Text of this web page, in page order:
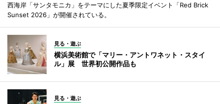
西海岸「サンタモニカ」をテーマにした夏季限定イベント「Red Brick
Sunset 2026」が開催されている。
見る・遊ぶ
横浜美術館で「マリー・アントワネット・スタイ
ル」展 世界初公開作品も
見る・遊ぶ